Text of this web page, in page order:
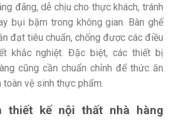
đãng, dễ chịu cho thực khách, tránh
bụi bặm trong không gian. Bàn ghế
đạt tiêu chuẩn, chống được các điều
khắc nghiệt. Đặc biệt, các thiết bị
cũng cần chuẩn chỉnh để thức ăn
vệ sinh thực phẩm.
thiết kế nội thất nhà hàng